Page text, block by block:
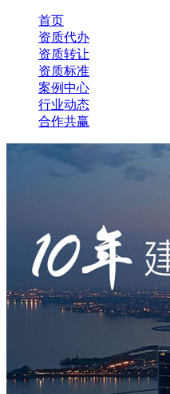
首页
资质代办
资质转让
资质标准
案例中心
行业动态
合作共赢